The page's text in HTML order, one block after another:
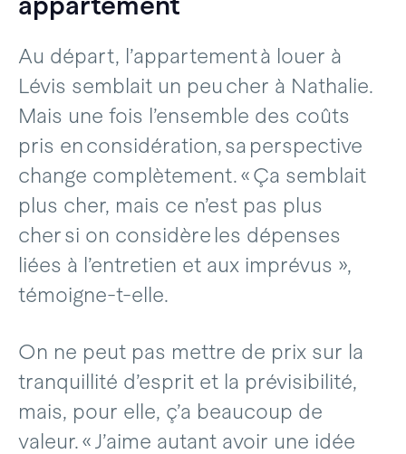
Au départ, l’appartement à louer à
Lévis semblait un peu cher à Nathalie.
Mais une fois l’ensemble des coûts
pris en considération, sa perspective
change complètement. « Ça semblait
plus cher, mais ce n’est pas plus
cher si on considère les dépenses
liées à l’entretien et aux imprévus »,
témoigne-t-elle.
On ne peut pas mettre de prix sur la
tranquillité d’esprit et la prévisibilité,
mais, pour elle, ç’a beaucoup de
valeur. « J’aime autant avoir une idée